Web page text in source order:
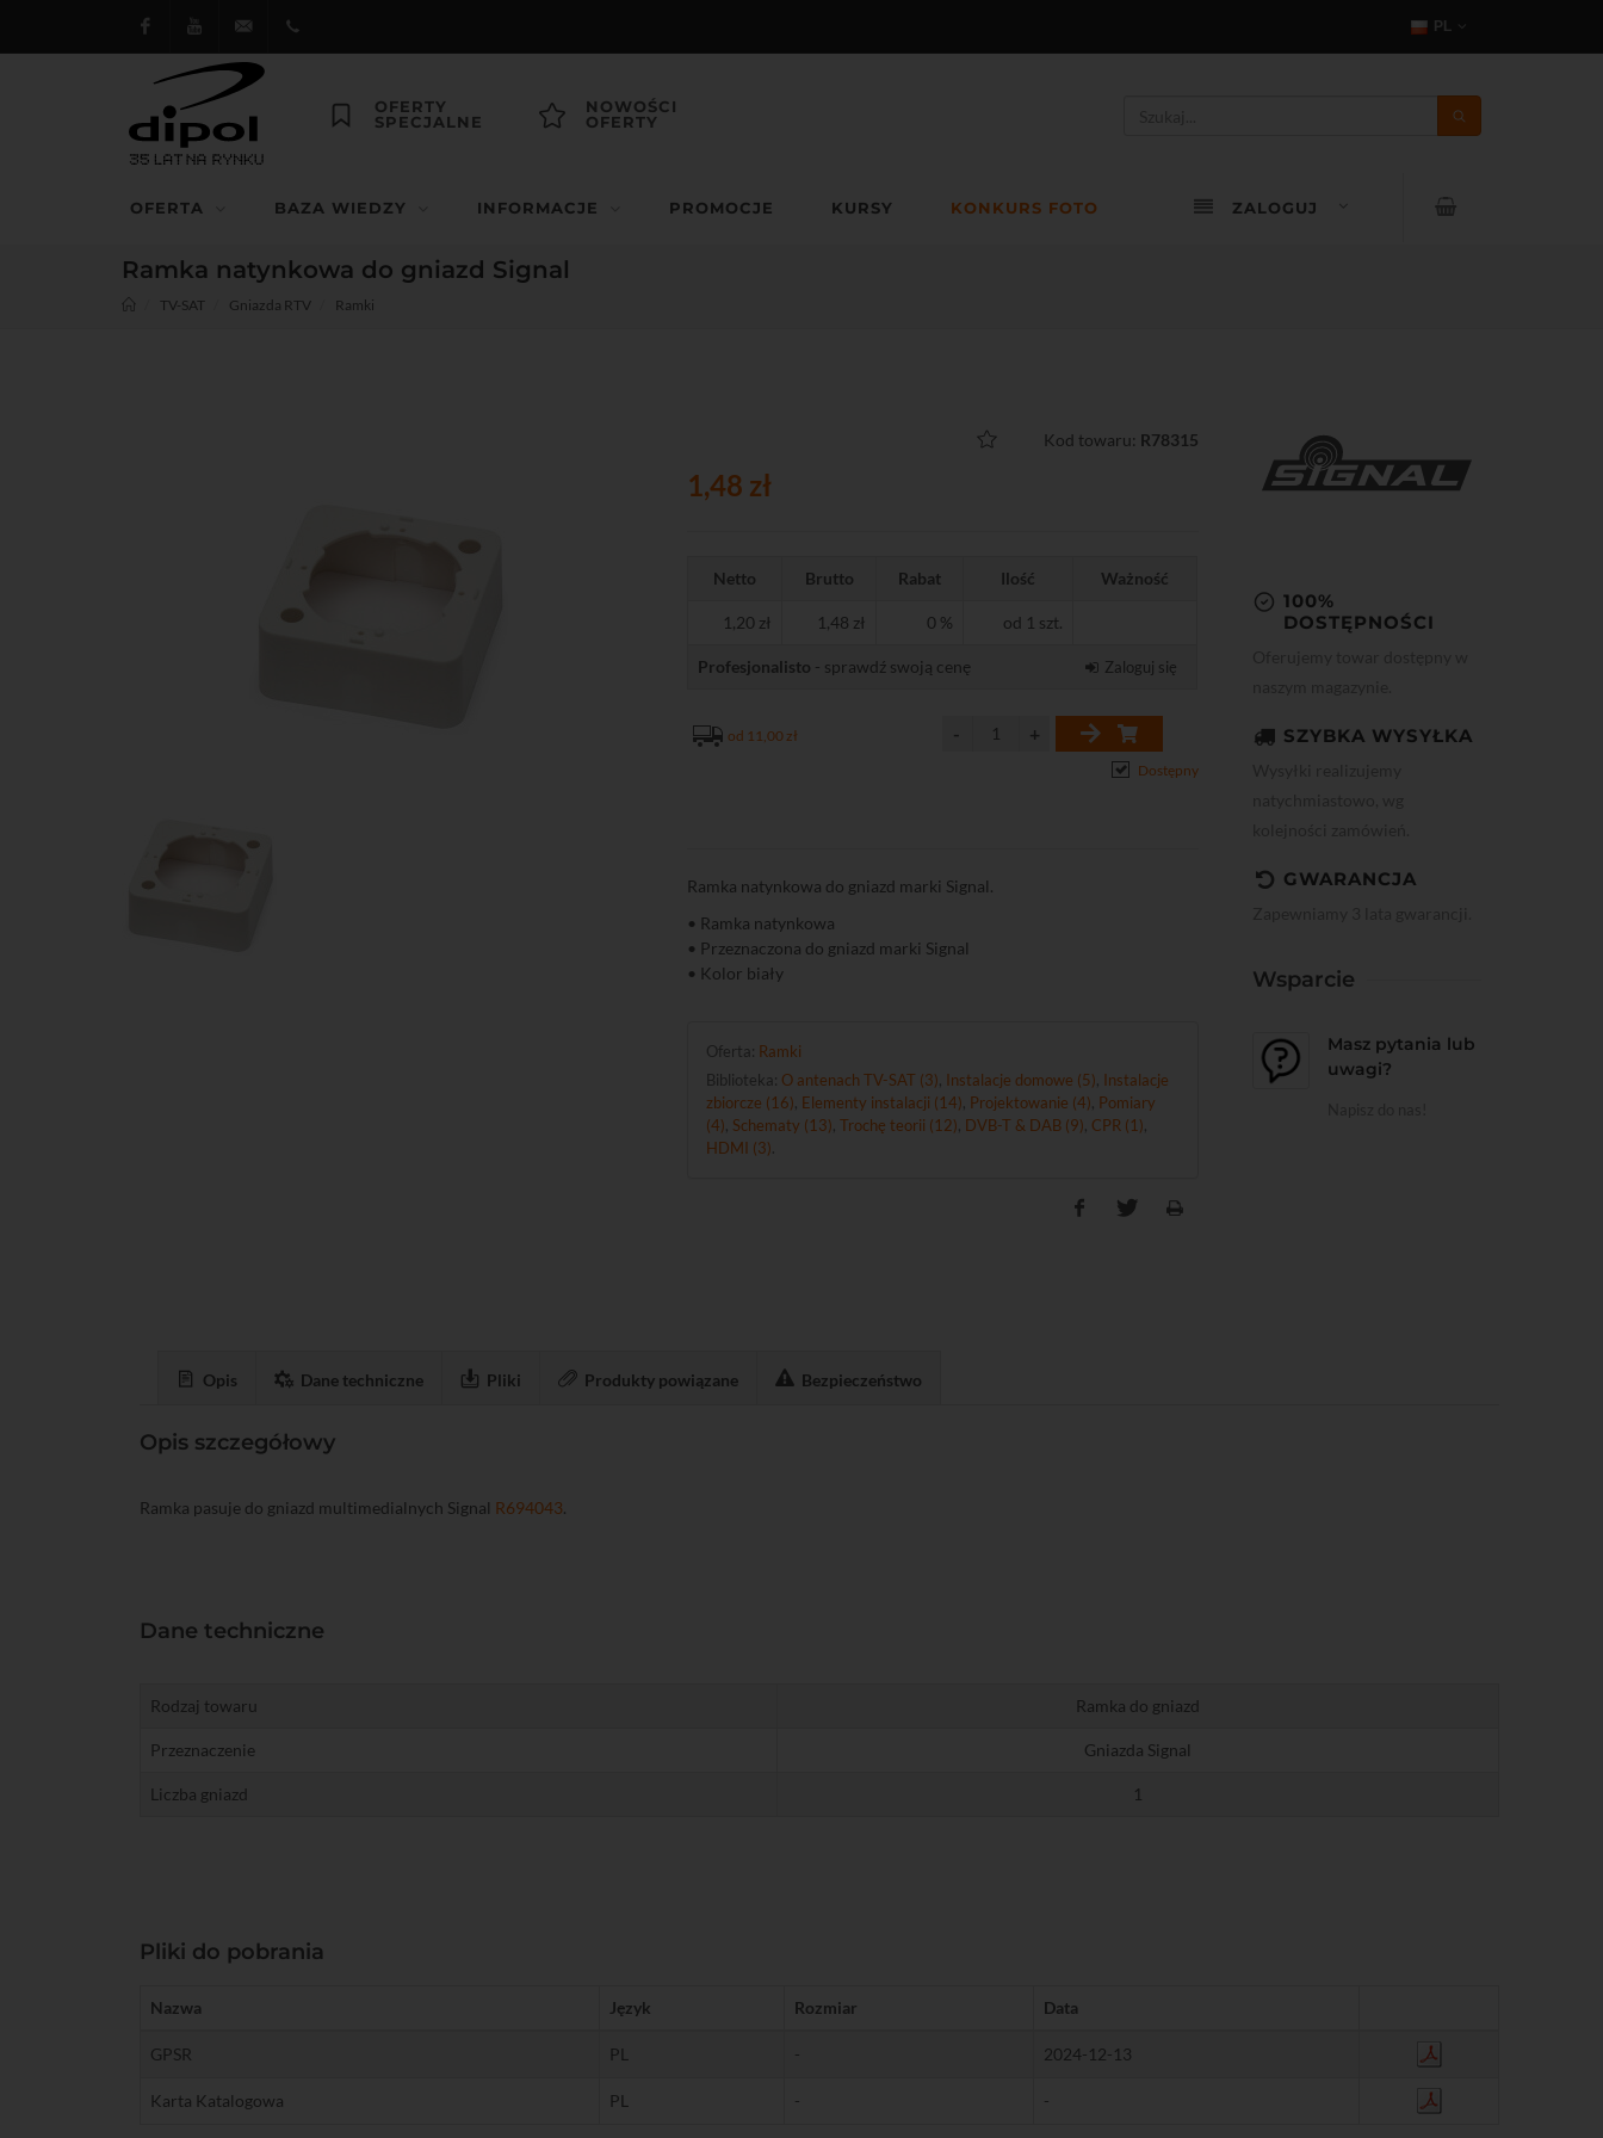
FacebookYoutube dipol@dipol.com.pl
PL
OFERTY
SPECJALNE
NOWOŚCI
OFERTY
OFERTA BAZA WIEDZY INFORMACJE PROMOCJE KURSY KONKURS FOTO ZALOGUJ
Ramka natynkowa do gniazd Signal
TV-SAT Gniazda RTV Ramki
Kod towaru: R78315
1,48 zł
Netto Brutto Rabat Ilość Ważność
1,20 zł 1,48 zł 0 % od 1 szt.
Profesjonalisto - sprawdź swoją cenę Zaloguj się
od 11,00 zł
Dostępny
Ramka natynkowa do gniazd marki Signal.
• Ramka natynkowa
• Przeznaczona do gniazd marki Signal
• Kolor biały
Oferta: Ramki
Biblioteka: O antenach TV-SAT (3) Instalacje domowe (5) Instalacje
zbiorcze (16) Elementy instalacji (14) Projektowanie (4) Pomiary
(4) Schematy (13) ,Trochę teorii (12) DVB-T & DAB (9) CPR (1)
HDMI (3)
100%
DOSTĘPNOŚCI
SZYBKA WYSYŁKA
GWARANCJA
Wsparcie
Masz pytania lub
uwagi?
Opis Dane techniczne Pliki Produkty powiązane Bezpieczeństwo
Opis szczegółowy
Ramka pasuje do gniazd multimedialnych Signal R694043.
Dane techniczne
Rodzaj towaru Ramka do gniazd
Przeznaczenie Gniazda Signal
Liczba gniazd 1
Pliki do pobrania
Nazwa Język Rozmiar Data
GPSR PL - 2024-12-13
Karta Katalogowa PL - -